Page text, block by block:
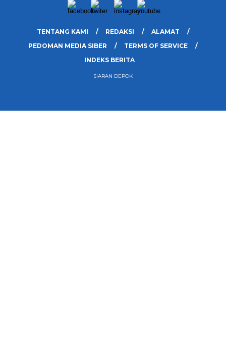
TENTANG KAMI REDAKSI
ALAMAT
PEDOMAN MEDIA SIBER
TERMS OF SERVICE
INDEKS BERITA
SIARAN DEPOK